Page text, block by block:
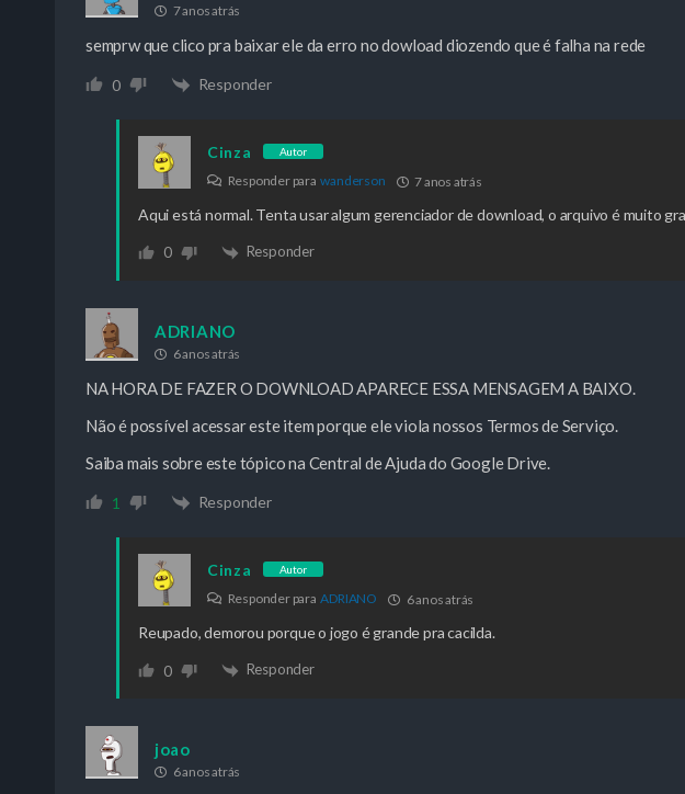
7 anos atrás
semprw que clico pra baixar ele da erro no dowload diozendo que é falha na rede
0 Responder
Cinza Autor
Responder parawanderson 7 anos atrás
Aqui está normal. Tenta usar algum gerenciador de download, o arquivo é muito
0 Responder
ADRIANO
6 anos atrás
NA HORA DE FAZER O DOWNLOAD APARECE ESSA MENSAGEM A BAIXO.
Não é possível acessar este item porque ele viola nossos Termos de Serviço.
Saiba mais sobre este tópico na Central de Ajuda do Google Drive.
1 Responder
Cinza Autor
Responder paraADRIANO 6 anos atrás
Reupado, demorou porque o jogo é grande pra cacilda.
0 Responder
joao
6 anos atrás